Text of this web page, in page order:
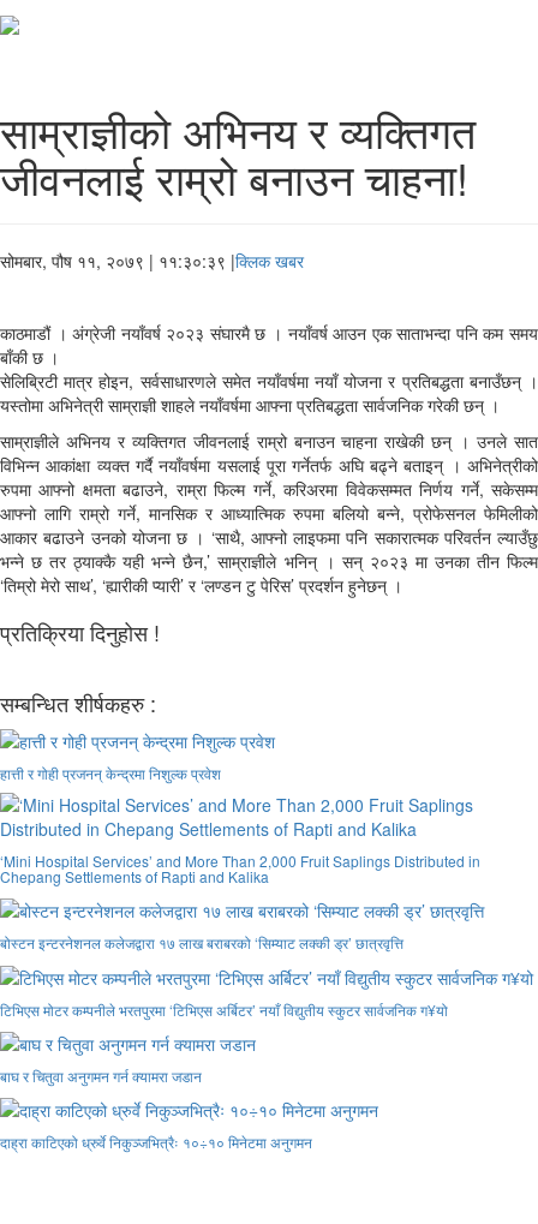
साम्राज्ञीको अभिनय र व्यक्तिगत
जीवनलाई राम्रो बनाउन चाहना!
सोमबार, पौष ११, २०७९ | ११:३०:३९ |क्लिक खबर
काठमाडौं । अंग्रेजी नयाँवर्ष २०२३ संघारमै छ । नयाँवर्ष आउन एक साताभन्दा पनि कम समय
बाँकी छ ।
सेलिब्रिटी मात्र होइन, सर्वसाधारणले समेत नयाँवर्षमा नयाँ योजना र प्रतिबद्धता बनाउँछन् ।
यस्तोमा अभिनेत्री साम्राज्ञी शाहले नयाँवर्षमा आफ्ना प्रतिबद्धता सार्वजनिक गरेकी छन् ।
साम्राज्ञीले अभिनय र व्यक्तिगत जीवनलाई राम्रो बनाउन चाहना राखेकी छन् । उनले सात
विभिन्न आकांक्षा व्यक्त गर्दै नयाँवर्षमा यसलाई पूरा गर्नेतर्फ अघि बढ्ने बताइन् । अभिनेत्रीको
रुपमा आफ्नो क्षमता बढाउने, राम्रा फिल्म गर्ने, करिअरमा विवेकसम्मत निर्णय गर्ने, सकेसम्म
आफ्नो लागि राम्रो गर्ने, मानसिक र आध्यात्मिक रुपमा बलियो बन्ने, प्रोफेसनल फेमिलीको
आकार बढाउने उनको योजना छ । ‘साथै, आफ्नो लाइफमा पनि सकारात्मक परिवर्तन ल्याउँछु
भन्ने छ तर ठ्याक्कै यही भन्ने छैन,’ साम्राज्ञीले भनिन् । सन् २०२३ मा उनका तीन फिल्म
‘तिम्रो मेरो साथ’, ‘ह्यारीकी प्यारी’ र ‘लण्डन टु पेरिस’ प्रदर्शन हुनेछन् ।
प्रतिक्रिया दिनुहोस !
सम्बन्धित शीर्षकहरु :
हात्ती र गोही प्रजनन् केन्द्रमा निशुल्क प्रवेश
‘Mini Hospital Services’ and More Than 2,000 Fruit Saplings Distributed in
Chepang Settlements of Rapti and Kalika
बोस्टन इन्टरनेशनल कलेजद्वारा १७ लाख बराबरको ‘सिम्याट लक्की ड्र’ छात्रवृत्ति
टिभिएस मोटर कम्पनीले भरतपुरमा ‘टिभिएस अर्बिटर’ नयाँ विद्युतीय स्कुटर सार्वजनिक ग¥यो
बाघ र चितुवा अनुगमन गर्न क्यामरा जडान
दाह्रा काटिएको ध्रुर्वे निकुञ्जभित्रैः १०÷१० मिनेटमा अनुगमन